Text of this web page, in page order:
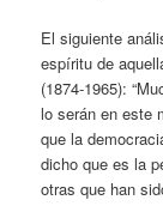
El siguiente
espíritu de
(1874-1965):
lo serán en este
que la
dicho que es la
otras que han